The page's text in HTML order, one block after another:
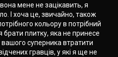
мене не зацікавить, я
І хоча це, звичайно, також
кольору в потрібний
плитку, яка не принесе
суперника втратити
гравців, у які я ще не